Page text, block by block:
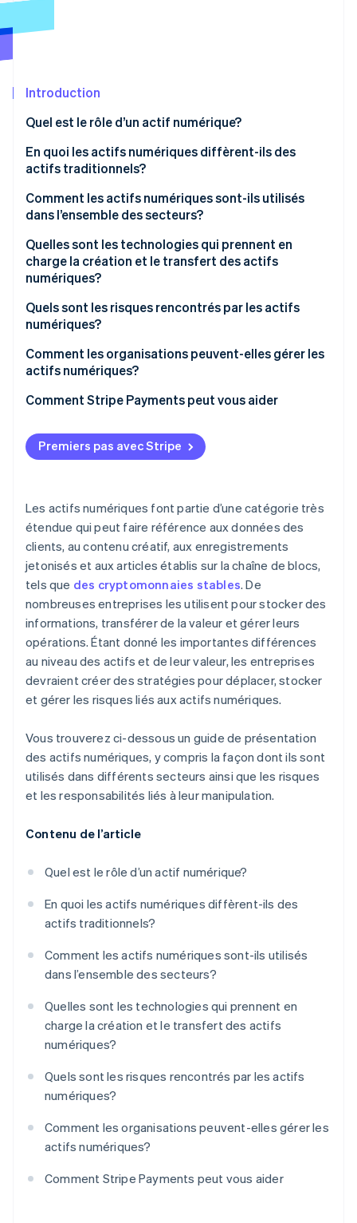
Constitution d'une entreprise
Identity
Stripe Sessions 2026
Découvrez comment Stripe construit l’infrastructure
Regarder
Stripe App Marketplace
Introduction
Quel est le rôle d’un actif numérique?
En quoi les actifs numériques diffèrent-ils des
actifs traditionnels?
Comment les actifs numériques sont-ils utilisés
dans l’ensemble des secteurs?
Services financiers
Commerce de détail et commerce
Médias, divertissement et art
Chaîne d’approvisionnement et fabrication
Santé et milieu gouvernemental
Quelles sont les technologies qui prennent en
charge la création et le transfert des actifs
numériques?
Chaîne de blocs et partage des grands livres
Cryptographie
Portefeuilles numériques et plateformes d’actifs
Stockage infonuagique et systèmes de gestion
d’actifs numériques (DAM)
Réseautage et API
Quels sont les risques rencontrés par les actifs
numériques?
Comment les organisations peuvent-elles gérer les
actifs numériques?
Comment Stripe Payments peut vous aider
Premiers pas avec Stripe
Les actifs numériques font partie d’une catégorie très
étendue qui peut faire référence aux données des
clients, au contenu créatif, aux enregistrements
jetonisés et aux articles établis sur la chaîne de blocs,
tels que des cryptomonnaies stables. De
nombreuses entreprises les utilisent pour stocker des
informations, transférer de la valeur et gérer leurs
opérations. Étant donné les importantes différences
au niveau des actifs et de leur valeur, les entreprises
devraient créer des stratégies pour déplacer, stocker
et gérer les risques liés aux actifs numériques.
Vous trouverez ci-dessous un guide de présentation
des actifs numériques, y compris la façon dont ils sont
utilisés dans différents secteurs ainsi que les risques
et les responsabilités liés à leur manipulation.
Contenu de l’article
Quel est le rôle d’un actif numérique?
En quoi les actifs numériques diffèrent-ils des
actifs traditionnels?
Comment les actifs numériques sont-ils utilisés
dans l’ensemble des secteurs?
Quelles sont les technologies qui prennent en
charge la création et le transfert des actifs
numériques?
Quels sont les risques rencontrés par les actifs
numériques?
Comment les organisations peuvent-elles gérer les
actifs numériques?
Comment Stripe Payments peut vous aider